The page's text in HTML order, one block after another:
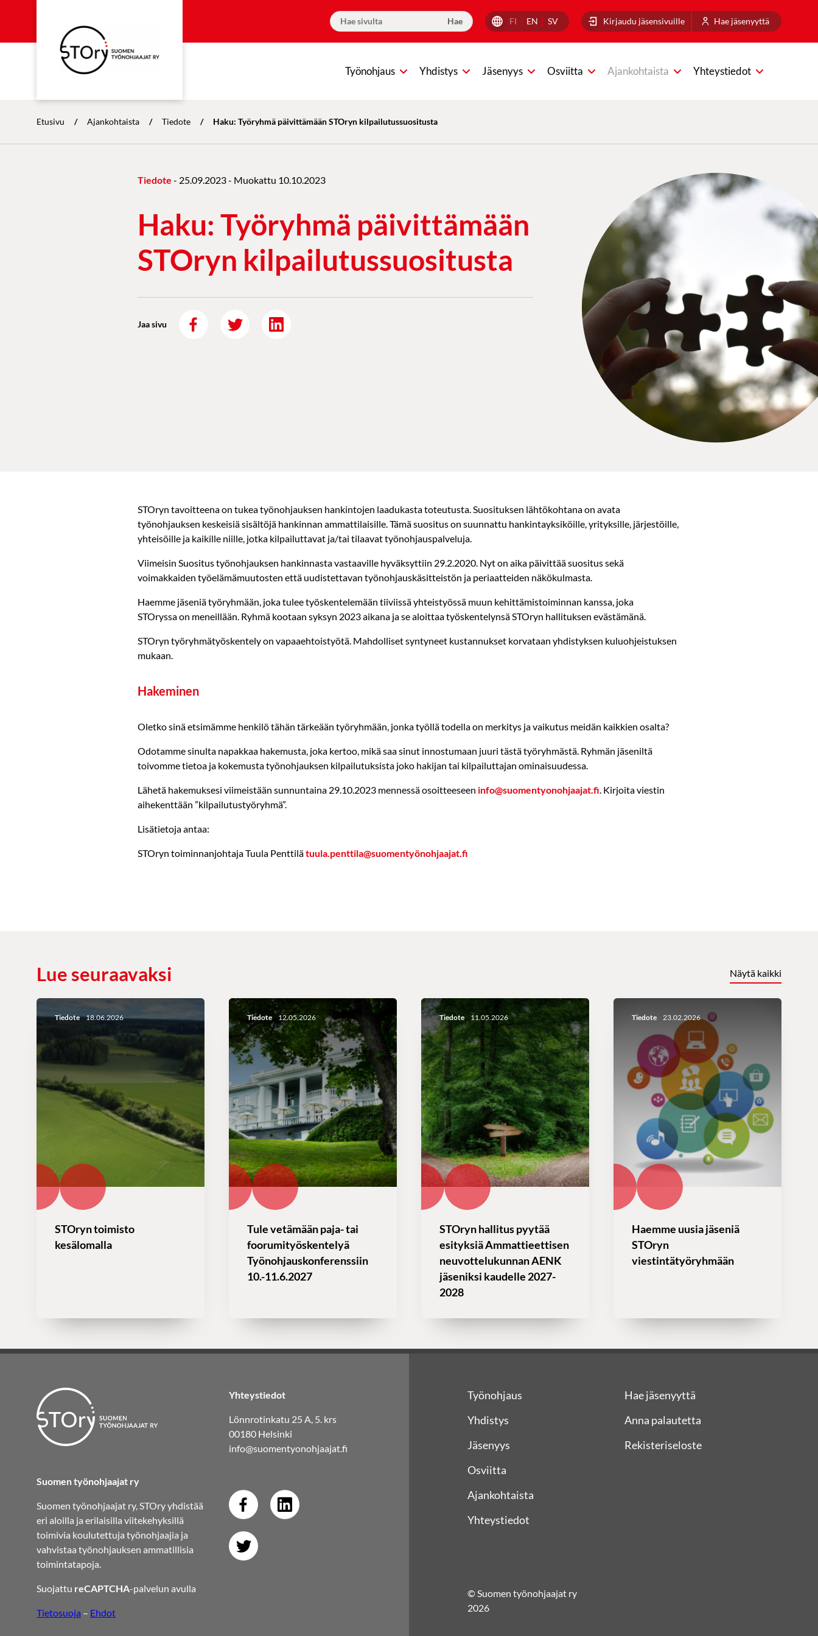
FI EN SV Kirjaudu jäsensivuille Hae jäsenyyttä
Työnohjaus Yhdistys Jäsenyys Osviitta Ajankohtaista Yhteystiedot
Etusivu / Ajankohtaista / Tiedote / Haku: Työryhmä päivittämään STOryn kilpailutussuositusta
Tiedote - 25.09.2023- Muokattu 10.10.2023
Haku: Työryhmä päivittämään
STOryn kilpailutussuositusta
Jaa sivu
STOryn tavoitteena on tukea työnohjauksen hankintojen laadukasta toteutusta. Suosituksen lähtökohtana on avata
työnohjauksen keskeisiä sisältöjä hankinnan ammattilaisille. Tämä suositus on suunnattu hankintayksiköille, yrityksille, järjestöille,
yhteisöille ja kaikille niille, jotka kilpailuttavat ja/tai tilaavat työnohjauspalveluja.
Viimeisin Suositus työnohjauksen hankinnasta vastaaville hyväksyttiin 29.2.2020. Nyt on aika päivittää suositus sekä
voimakkaiden työelämämuutosten että uudistettavan työnohjauskäsitteistön ja periaatteiden näkökulmasta.
Haemme jäseniä työryhmään, joka tulee työskentelemään tiiviissä yhteistyössä muun kehittämistoiminnan kanssa, joka
STOryssa on meneillään. Ryhmä kootaan syksyn 2023 aikana ja se aloittaa työskentelynsä STOryn hallituksen evästämänä.
STOryn työryhmätyöskentely on vapaaehtoistyötä. Mahdolliset syntyneet kustannukset korvataan yhdistyksen kuluohjeistuksen
mukaan.
Hakeminen
Oletko sinä etsimämme henkilö tähän tärkeään työryhmään, jonka työllä todella on merkitys ja vaikutus meidän kaikkien osalta?
Odotamme sinulta napakkaa hakemusta, joka kertoo, mikä saa sinut innostumaan juuri tästä työryhmästä. Ryhmän jäseniltä
toivomme tietoa ja kokemusta työnohjauksen kilpailutuksista joko hakijan tai kilpailuttajan ominaisuudessa.
Lähetä hakemuksesi viimeistään sunnuntaina 29.10.2023 mennessä osoitteeseen info@suomentyonohjaajat.fi . Kirjoita viestin
aihekenttään ”kilpailutustyöryhmä”.
Lisätietoja antaa:
STOryn toiminnanjohtaja Tuula Penttilätuula.penttila@suomentyönohjaajat.fi
Lue seuraavaksi Näytä kaikki
Tiedote 18.06.2026
STOryn toimisto
kesälomalla
Tiedote 12.05.2026
Tule vetämään paja- tai
foorumityöskentelyä
Työnohjauskonferenssiin
10.-11.6.2027
Tiedote 11.05.2026
STOryn hallitus pyytää
esityksiä Ammattieettisen
neuvottelukunnan AENK
jäseniksi kaudelle 2027-
2028
Tiedote 23.02.2026
Haemme uusia jäseniä
STOryn
viestintätyöryhmään
Suomen työnohjaajat ry
Suomen työnohjaajat ry, STOry yhdistää
eri aloilla ja erilaisilla viitekehyksillä
toimivia koulutettuja työnohjaajia ja
vahvistaa työnohjauksen ammatillisia
toimintatapoja.
Suojattu reCAPTCHA-palvelun avulla
Tietosuoja – Ehdot
Yhteystiedot
Lönnrotinkatu 25 A, 5. krs
00180 Helsinki
info@suomentyonohjaajat.fi
Työnohjaus
Yhdistys
Jäsenyys
Osviitta
Ajankohtaista
Yhteystiedot
© Suomen työnohjaajat ry
2026
Hae jäsenyyttä
Anna palautetta
Rekisteriseloste